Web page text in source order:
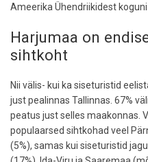
Ameerika Ühendriikidest
Harjumaa on
sihtkoht
Nii välis- kui ka siseturistid
just pealinnas Tallinnas. 67%
peatus just selles maakonnas.
populaarsed sihtkohad veel
(5%), samas kui siseturistid